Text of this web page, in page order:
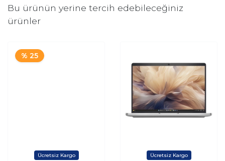
Bu ürünün yerine tercih edebileceğiniz
ürünler
% 25